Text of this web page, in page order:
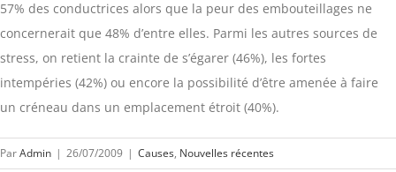
57% des conductrices alors que la peur des embouteillages ne
concernerait que 48% d’entre elles. Parmi les autres sources de
stress, on retient la crainte de s’égarer (46%), les fortes
intempéries (42%) ou encore la possibilité d’être amenée à faire
un créneau dans un emplacement étroit (40%).
ParAdmin | 26/07/2009 | Causes, Nouvelles récentes